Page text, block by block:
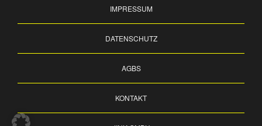
IMPRESSUM
DATENSCHUTZ
AGBS
KONTAKT